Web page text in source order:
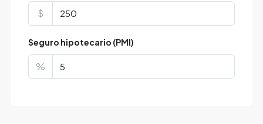
$
Seguro hipotecario (PMI)
%